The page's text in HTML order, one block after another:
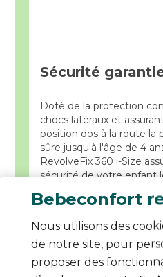
Bebeconfort
Nous utilisons des
de notre site, pour
proposer des
Sécurité
Doté de la protection
chocs latéraux et
position dos à la route la
sûre jusqu'à l'âge de 4
RevolveFix 360 i-Size
sécurité de votre enfant